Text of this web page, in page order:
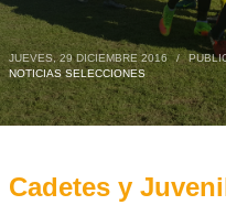
JUEVES, 29 DICIEMBRE 2016 /
NOTICIAS SELECCIONES
Cadetes y